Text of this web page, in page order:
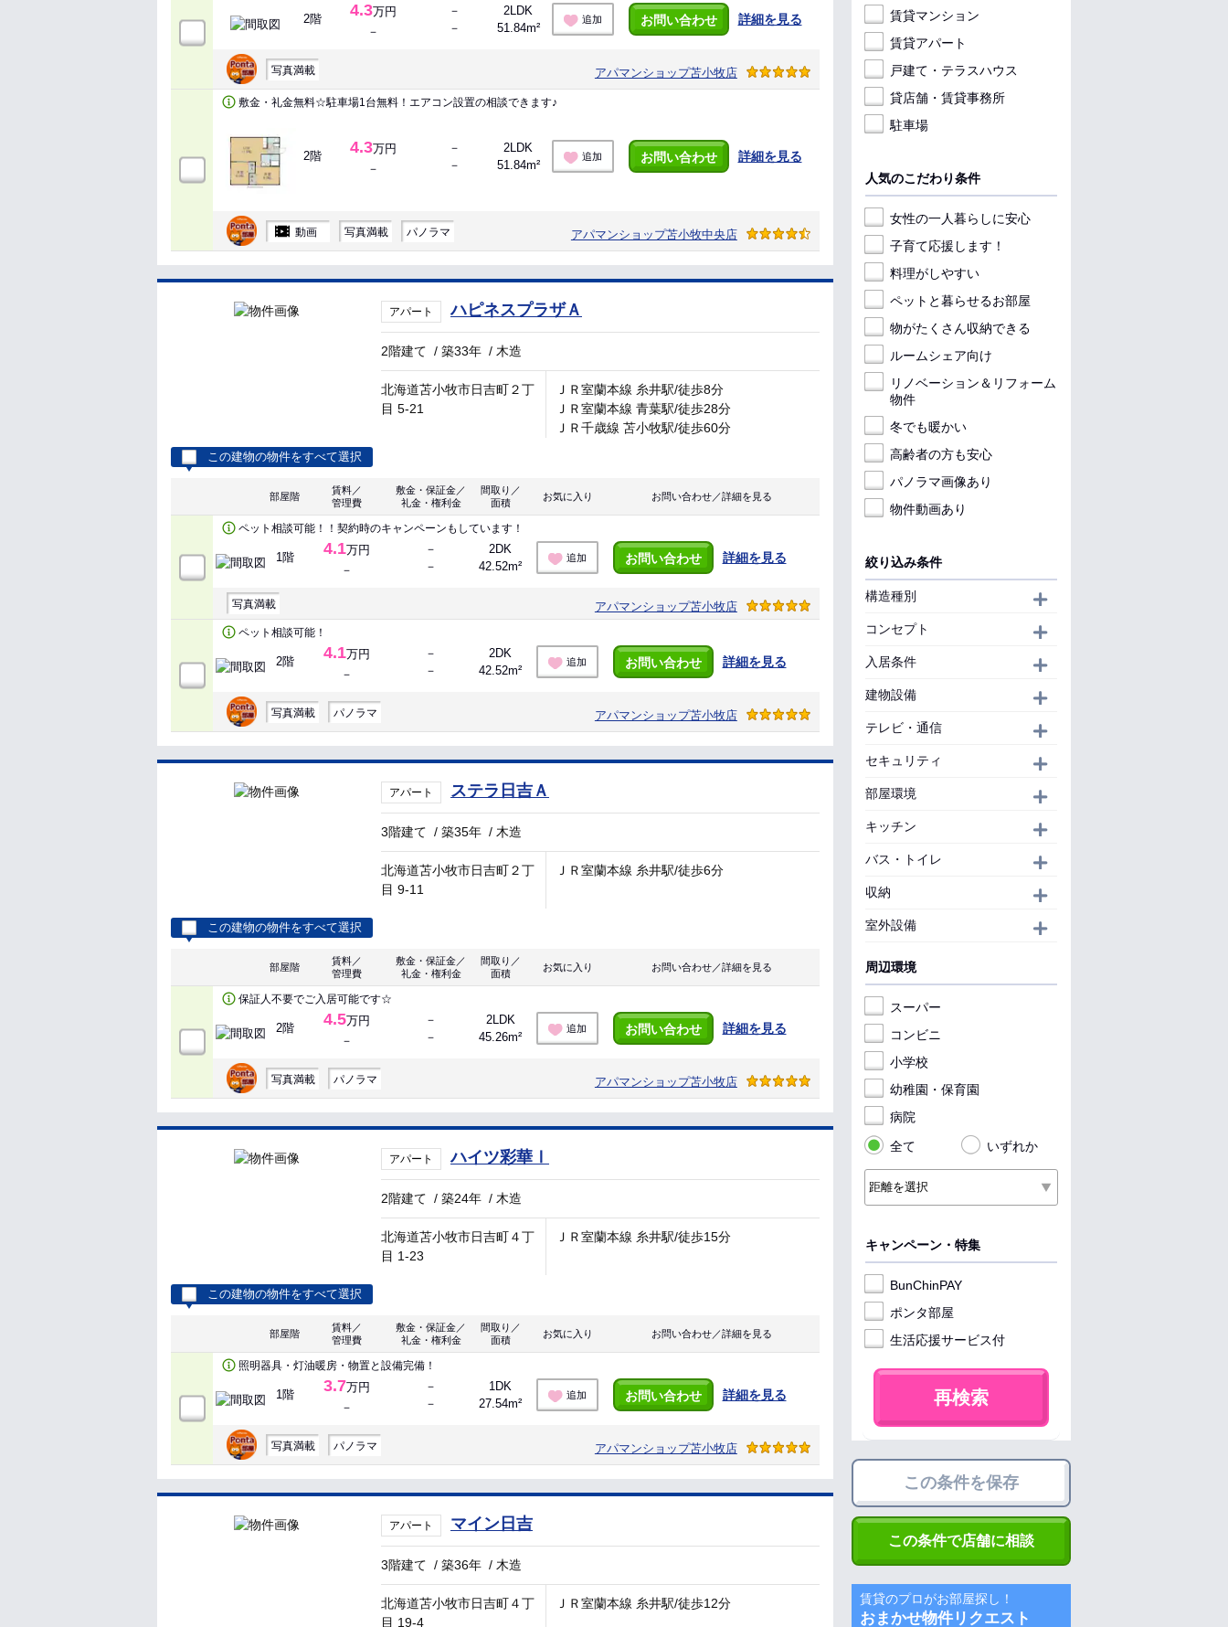
2階 4.3万円
－
－
－
2LDK
51.84m²
追加 お問い合わせ 詳細を見る
写真満載 アパマンショップ苫小牧店
敷金・礼金無料☆駐車場1台無料！エアコン設置の相談できます♪
2階 4.3万円
－
－
－
2LDK
51.84m²
追加 お問い合わせ 詳細を見る
動画 写真満載 パノラマ アパマンショップ苫小牧中央店
アパート ハピネスプラザＡ
2階建て /築33年 / 木造
北海道苫小牧市日吉町２丁
目 5-21
ＪＲ室蘭本線 糸井駅/徒歩8分
ＪＲ室蘭本線 青葉駅/徒歩28分
ＪＲ千歳線 苫小牧駅/徒歩60分
この建物の物件をすべて選択
部屋階
賃料／
管理費
敷金・保証金／
礼金・権利金
間取り／
面積
お気に入り お問い合わせ／詳細を見る
ペット相談可能！！契約時のキャンペーンもしています！
1階 4.1万円
－
－
－
2DK
42.52m²
追加 お問い合わせ 詳細を見る
写真満載 アパマンショップ苫小牧店
ペット相談可能！
2階 4.1万円
－
－
－
2DK
42.52m²
追加 お問い合わせ 詳細を見る
写真満載 パノラマ アパマンショップ苫小牧店
アパート ステラ日吉Ａ
3階建て /築35年 / 木造
北海道苫小牧市日吉町２丁
目 9-11
ＪＲ室蘭本線 糸井駅/徒歩6分
この建物の物件をすべて選択
部屋階
賃料／
管理費
敷金・保証金／
礼金・権利金
間取り／
面積
お気に入り お問い合わせ／詳細を見る
保証人不要でご入居可能です☆
2階 4.5万円
－
－
－
2LDK
45.26m²
追加 お問い合わせ 詳細を見る
写真満載 パノラマ アパマンショップ苫小牧店
アパート ハイツ彩華Ⅰ
2階建て /築24年 / 木造
北海道苫小牧市日吉町４丁
目 1-23
ＪＲ室蘭本線 糸井駅/徒歩15分
この建物の物件をすべて選択
部屋階
賃料／
管理費
敷金・保証金／
礼金・権利金
間取り／
面積
お気に入り お問い合わせ／詳細を見る
照明器具・灯油暖房・物置と設備完備！
1階 3.7万円
－
－
－
1DK
27.54m²
追加 お問い合わせ 詳細を見る
写真満載 パノラマ アパマンショップ苫小牧店
アパート マイン日吉
3階建て /築36年 / 木造
北海道苫小牧市日吉町４丁
目 19-4
ＪＲ室蘭本線 糸井駅/徒歩12分
賃貸マンション
賃貸アパート
戸建て・テラスハウス
貸店舗・賃貸事務所
駐車場
人気のこだわり条件
女性の一人暮らしに安心
子育て応援します！
料理がしやすい
ペットと暮らせるお部屋
物がたくさん収納できる
ルームシェア向け
リノベーション＆リフォーム
物件
冬でも暖かい
高齢者の方も安心
パノラマ画像あり
物件動画あり
絞り込み条件
構造種別
コンセプト
入居条件
建物設備
テレビ・通信
セキュリティ
部屋環境
キッチン
バス・トイレ
収納
室外設備
周辺環境
スーパー
コンビニ
小学校
幼稚園・保育園
病院
全て
いずれか
キャンペーン・特集
BunChinPAY
ポンタ部屋
生活応援サービス付
再検索
この条件を保存
この条件で店舗に相談
賃貸のプロがお部屋探し！
おまかせ物件リクエスト